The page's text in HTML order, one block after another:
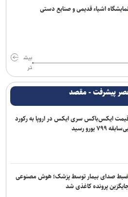
رستمیان در رده پنجم؛ گل خندان در
المپیک و جهان برای شرکت در مسابقات
بتوانیم در رده امید به موفقیت برسیم
به جهانی اسلواکی می‌رود/ عنوان‌دار ایرانی
شد
اشیاء قدیمی و صنایع دستی
بیش
تر
پیشرفت - مقصد
ایکس‌باکس سری ایکس در اروپا به رکورد
۷۹۹ یورو رسید
صدای بیمار توسط پزشک؛ هوش مصنوعی
پرونده کاغذی شد